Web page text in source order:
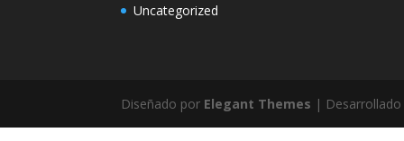
Uncategorized
Diseñado por Elegant Themes |